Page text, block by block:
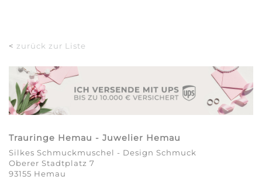
< zurück zur Liste
Trauringe Hemau - Juwelier Hemau
Silkes Schmuckmuschel - Design Schmuck
Oberer Stadtplatz 7
93155 Hemau